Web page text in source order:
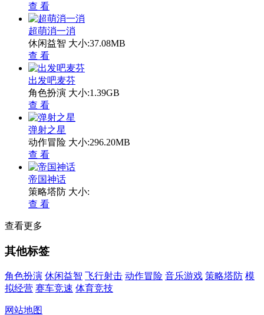
查 看
超萌消一消
休闲益智 大小:37.08MB
查 看
出发吧麦芬
角色扮演 大小:1.39GB
查 看
弹射之星
动作冒险 大小:296.20MB
查 看
帝国神话
策略塔防 大小:
查 看
查看更多
其他标签
角色扮演 休闲益智 飞行射击 动作冒险 音乐游戏 策略塔防 模
拟经营 赛车竞速 体育竞技
网站地图